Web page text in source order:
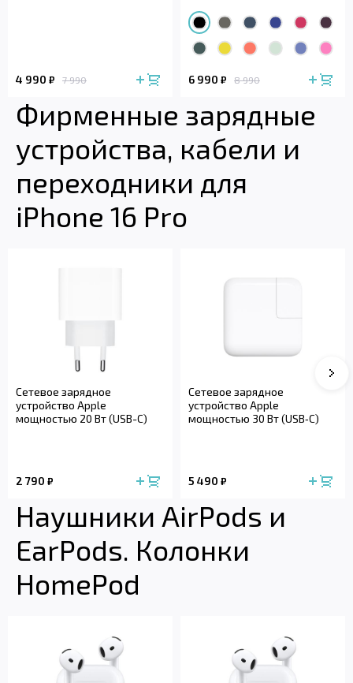
4 990 ₽ 7 990 6 990 ₽ 8 990
Фирменные зарядные
устройства, кабели и
переходники для
iPhone 16 Pro
Сетевое зарядное
устройство Apple
мощностью 20 Вт (USB-C)
2 790 ₽
Сетевое зарядное
устройство Apple
мощностью 30 Вт (USB‑C)
5 490 ₽
Наушники AirPods и
EarPods. Колонки
HomePod